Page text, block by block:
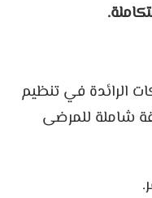
الرائدة في تنظيم
شاملة للمرضى